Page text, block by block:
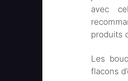
avec
produits
Les
flacons